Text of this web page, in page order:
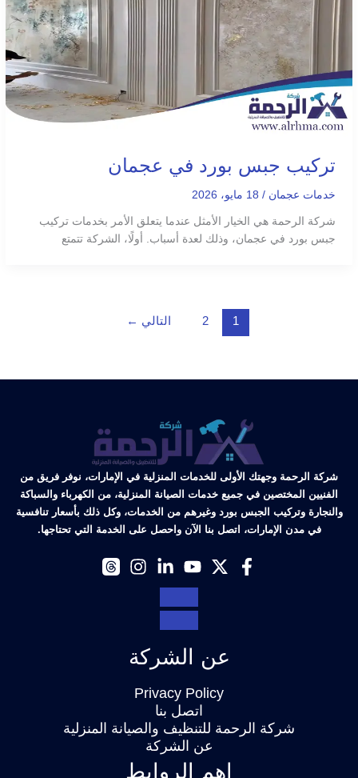
تركيب جبس بورد في عجمان
خدمات عجمان/18 مايو، 2026
شركة الرحمة هي الخيار الأمثل عندما يتعلق الأمر بخدمات تركيب
جبس بورد في عجمان، وذلك لعدة أسباب. أولًا، الشركة تتمتع
1
2 التالي←
شركة الرحمة وجهتك الأولى للخدمات المنزلية في الإمارات، نوفر فريق من
الفنيين المختصين في جميع خدمات الصيانة المنزلية، من الكهرباء والسباكة
والنجارة وتركيب الجبس بورد وغيرهم من الخدمات، وكل ذلك بأسعار تنافسية
في مدن الإمارات، اتصل بنا الآن واحصل على الخدمة التي تحتاجها.
عن الشركة
Privacy Policy
اتصل بنا
شركة الرحمة للتنظيف والصيانة المنزلية
عن الشركة
اهم الروابط